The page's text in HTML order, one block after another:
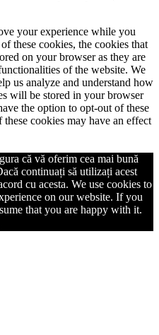
your experience while you
these cookies, the cookies that
on your browser as they are
of the website. We
us analyze and understand how
will be stored in your browser
the option to opt-out of these
cookies may have an effect
că vă oferim cea mai bună
continuați să utilizați acest
cu acesta. We use cookies to
on our website. If you
that you are happy with it.